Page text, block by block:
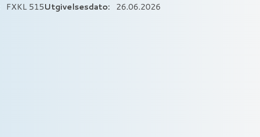
FXKL 515Utgivelsesdato: 26.06.2026